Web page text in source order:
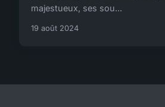
majestueux, ses sou...
19 août 2024